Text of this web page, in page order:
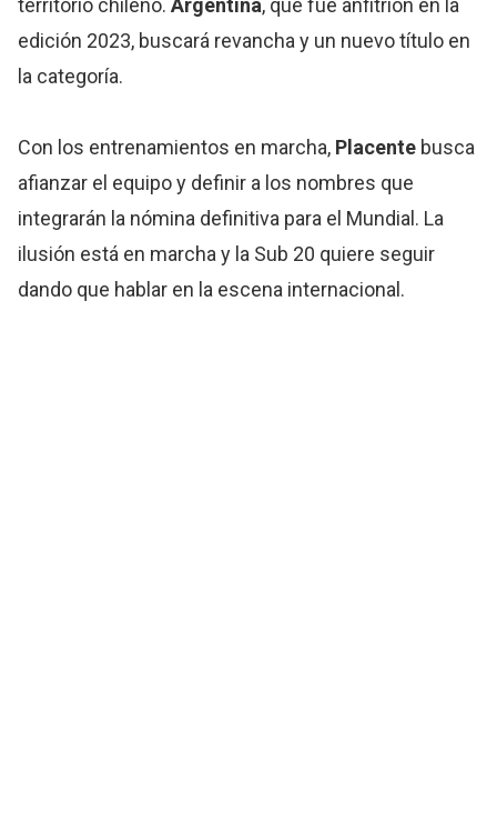
territorio chileno. Argentina, que fue anfitrión en la
edición 2023, buscará revancha y un nuevo título en
la categoría.
Con los entrenamientos en marcha, Placente busca
afianzar el equipo y definir a los nombres que
integrarán la nómina definitiva para el Mundial. La
ilusión está en marcha y la Sub 20 quiere seguir
dando que hablar en la escena internacional.